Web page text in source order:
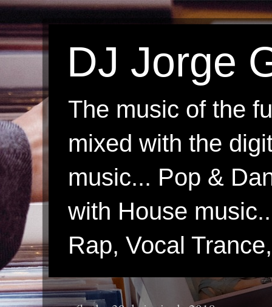
DJ Jorge
The music of the
mixed with the
music... Pop &
with House
Rap, Vocal